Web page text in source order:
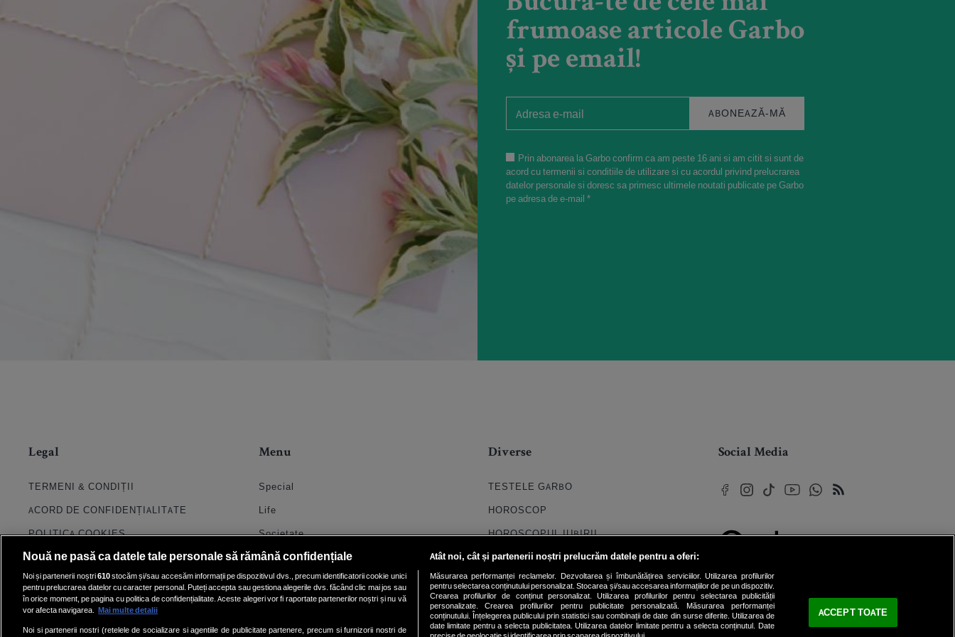
devine competiție
frumoase articole Garbo
și pe email!
ABONEAZĂ-MĂ
Prin abonarea la Garbo confirm ca am peste 16 ani si am citit si sunt de
acord cu termenii si conditiile de utilizare si cu acordul privind prelucrarea
datelor personale si doresc sa primesc ultimele noutati publicate pe Garbo
pe adresa de e-mail *
Legal
TERMENI & CONDIȚII
ACORD DE CONFIDENȚIALITATE
POLITICA COOKIES
PRELUCRAREA DATELOR
CONTACT
SETĂRI COOKIE
Menu
Special
Life
Societate
Stil
Horoscop
Quiz
Echipa
Diverse
TESTELE GARBO
HOROSCOP
HOROSCOPUL IUBIRII
FORUMURI
TRATAMENTE NATURISTE
DICTIONARE NUME
Social Media
Toate drepturile rezervate
Nouă ne pasă ca datele tale personale să rămână confidențiale
Noi și partenerii noștri610stocăm și/sau accesăm informații pe dispozitivul dvs., precum identificatorii cookie unici
pentru prelucrarea datelor cu caracter personal. Puteți accepta sau gestiona alegerile dvs. făcând clic mai jos sau
în orice moment, pe pagina cu politica de confidențialitate. Aceste alegeri vor fi raportate partenerilor noștri și nu vă
vor afecta navigarea. Mai multe detalii
Noi si partenerii nostri (retelele de socializare si agentiile de publicitate partenere, precum si furnizorii nostri de
Atât noi, cât și partenerii noștri prelucrăm datele pentru a oferi:
Măsurarea performanței reclamelor. Dezvoltarea și îmbunătățirea serviciilor. Utilizarea profilurilor
pentru selectarea conținutului personalizat. Stocarea și/sau accesarea informațiilor de pe un dispozitiv.
Crearea profilurilor de conținut personalizat. Utilizarea profilurilor pentru selectarea publicității
personalizate. Crearea profilurilor pentru publicitate personalizată. Măsurarea performanței
conținutului. Înțelegerea publicului prin statistici sau combinații de date din surse diferite. Utilizarea de
date limitate pentru a selecta publicitatea. Utilizarea datelor limitate pentru a selecta conținutul. Date
ACCEPT TOATE